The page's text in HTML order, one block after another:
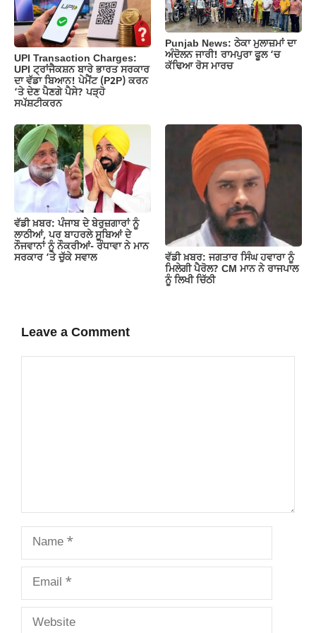
UPI Transaction Charges:
UPI ਟ੍ਰਾਂਜੈਕਸ਼ਨ ਬਾਰੇ ਭਾਰਤ ਸਰਕਾਰ
ਦਾ ਵੱਡਾ ਬਿਆਨ! ਪੇਮੈਂਟ (P2P) ਕਰਨ
‘ਤੇ ਦੇਣ ਪੈਣਗੇ ਪੈਸੇ? ਪੜ੍ਹੋ
ਸਪੱਸ਼ਟੀਕਰਨ
Punjab News: ਠੇਕਾ ਮੁਲਾਜ਼ਮਾਂ ਦਾ
ਅੰਦੋਲਨ ਜਾਰੀ! ਰਾਮਪੁਰਾ ਫੂਲ ‘ਚ
ਕੱਢਿਆ ਰੋਸ ਮਾਰਚ
ਵੱਡੀ ਖ਼ਬਰ: ਪੰਜਾਬ ਦੇ ਬੇਰੁਜ਼ਗਾਰਾਂ ਨੂੰ
ਲਾਠੀਆਂ, ਪਰ ਬਾਹਰਲੇ ਸੂਬਿਆਂ ਦੇ
ਨੌਜਵਾਨਾਂ ਨੂੰ ਨੌਕਰੀਆਂ- ਰੰਧਾਵਾ ਨੇ ਮਾਨ
ਸਰਕਾਰ ‘ਤੇ ਚੁੱਕੇ ਸਵਾਲ
ਵੱਡੀ ਖ਼ਬਰ: ਜਗਤਾਰ ਸਿੰਘ ਹਵਾਰਾ ਨੂੰ
ਮਿਲੇਗੀ ਪੈਰੋਲ? CM ਮਾਨ ਨੇ ਰਾਜਪਾਲ
ਨੂੰ ਲਿਖੀ ਚਿੱਠੀ
Leave a Comment
Name
Email
Website